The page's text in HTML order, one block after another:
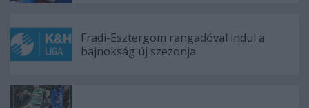
Fradi-Esztergom rangadóval indul a
bajnokság új szezonja